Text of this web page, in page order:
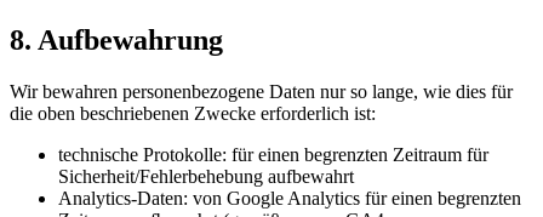
8. Aufbewahrung
Wir bewahren personenbezogene Daten nur so lange, wie dies für
die oben beschriebenen Zwecke erforderlich ist:
technische Protokolle: für einen begrenzten Zeitraum für
Sicherheit/Fehlerbehebung aufbewahrt
Analytics-Daten: von Google Analytics für einen begrenzten